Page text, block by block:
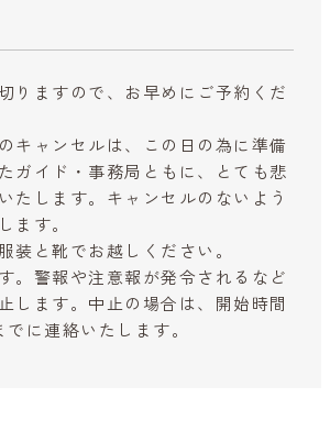
りますので、お早めにご予約くだ
キャンセルは、この日の為に準備
ガイド・事務局ともに、とても悲
たします。キャンセルのないよう
ます。
装と靴でお越しください。
。警報や注意報が発令されるなど
します。中止の場合は、開始時間
でに連絡いたします。